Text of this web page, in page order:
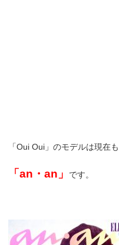
「Oui Oui」のモデルは現在
「an・an」 です。